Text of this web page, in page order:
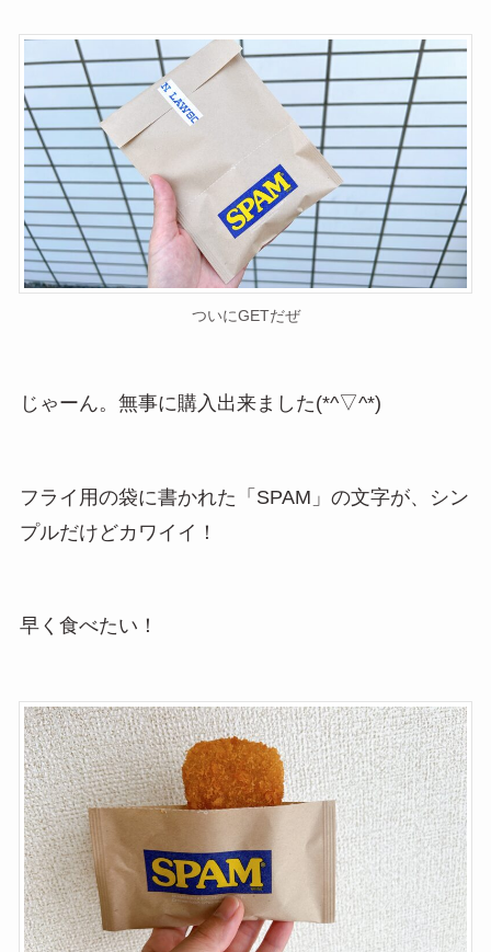
ついにGETだぜ
じゃーん。無事に購入出来ました(*^▽^*)
フライ用の袋に書かれた「SPAM」の文字が、シン
プルだけどカワイイ！
早く食べたい！